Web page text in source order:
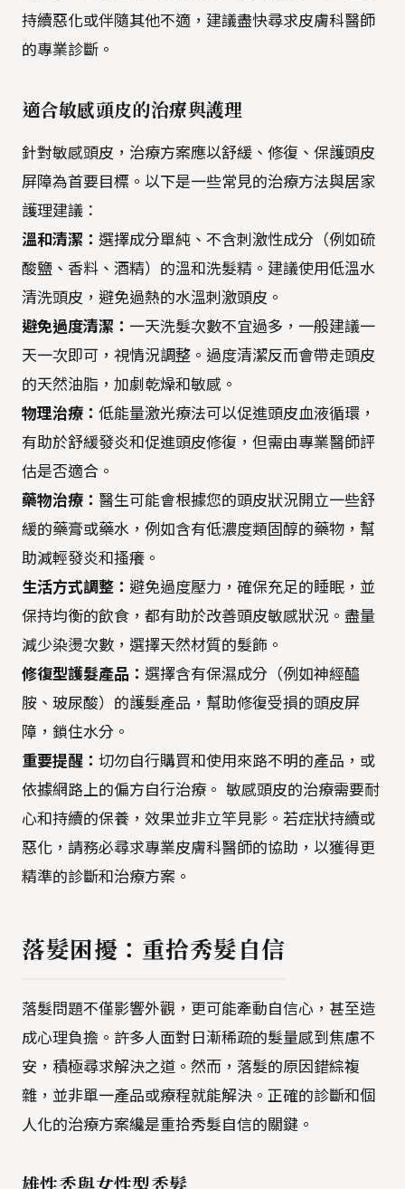
持續惡化或伴隨其他不適，建議盡快尋求皮膚科醫師
的專業診斷。
適合敏感頭皮的治療與護理
針對敏感頭皮，治療方案應以舒緩、修復、保護頭皮
屏障為首要目標。以下是一些常見的治療方法與居家
護理建議：
溫和清潔： 選擇成分單純、不含刺激性成分（例如硫
酸鹽、香料、酒精）的溫和洗髮精。建議使用低溫水
清洗頭皮，避免過熱的水溫刺激頭皮。
避免過度清潔： 一天洗髮次數不宜過多，一般建議一
天一次即可，視情況調整。過度清潔反而會帶走頭皮
的天然油脂，加劇乾燥和敏感。
物理治療： 低能量激光療法可以促進頭皮血液循環，
有助於舒緩發炎和促進頭皮修復，但需由專業醫師評
估是否適合。
藥物治療： 醫生可能會根據您的頭皮狀況開立一些舒
緩的藥膏或藥水，例如含有低濃度類固醇的藥物，幫
助減輕發炎和搔癢。
生活方式調整： 避免過度壓力，確保充足的睡眠，並
保持均衡的飲食，都有助於改善頭皮敏感狀況。盡量
減少染燙次數，選擇天然材質的髮飾。
修復型護髮產品： 選擇含有保濕成分（例如神經醯
胺、玻尿酸）的護髮產品，幫助修復受損的頭皮屏
障，鎖住水分。
重要提醒： 切勿自行購買和使用來路不明的產品，或
依據網路上的偏方自行治療。 敏感頭皮的治療需要耐
心和持續的保養，效果並非立竿見影。若症狀持續或
惡化，請務必尋求專業皮膚科醫師的協助，以獲得更
精準的診斷和治療方案。
落髮困擾：重拾秀髮自信
落髮問題不僅影響外觀，更可能牽動自信心，甚至造
成心理負擔。許多人面對日漸稀疏的髮量感到焦慮不
安，積極尋求解決之道。然而，落髮的原因錯綜複
雜，並非單一產品或療程就能解決。正確的診斷和個
人化的治療方案纔是重拾秀髮自信的關鍵。